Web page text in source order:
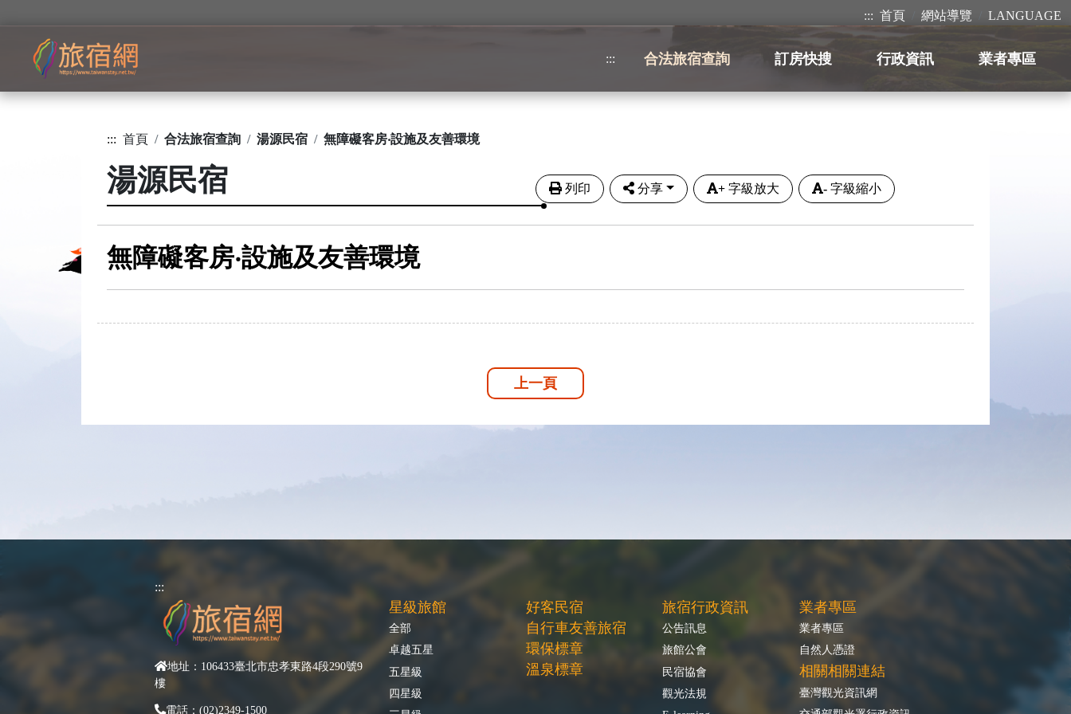
::: 首頁 網站導覽 LANGUAGE
::: 合法旅宿查詢 訂房快搜 行政資訊 業者專區
::: 首頁 合法旅宿查詢 湯源民宿 無障礙客房‧設施及友善環境
湯源民宿 列印 分享 + 字級放大 - 字級縮小
無障礙客房‧設施及友善環境
上一頁
:::
地址：106433臺北市忠孝東路4段290號9
樓
電話：(02)2349-1500
星級旅館
全部
卓越五星
五星級
四星級
好客民宿
自行車友善旅宿
環保標章
溫泉標章
旅宿行政資訊
公告訊息
旅館公會
民宿協會
觀光法規
業者專區
業者專區
自然人憑證
相關相關連結
臺灣觀光資訊網